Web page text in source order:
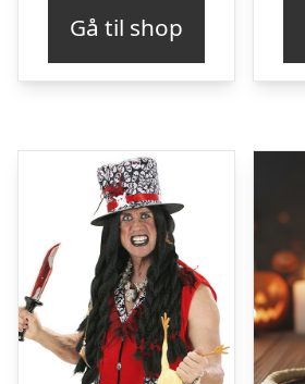
Gå til shop